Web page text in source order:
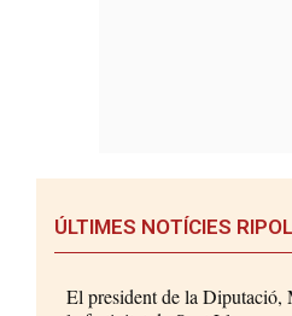
ÚLTIMES NOTÍCIES
El president de la Diputació,